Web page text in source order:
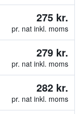
275 kr.
pr. nat inkl. moms
279 kr.
pr. nat inkl. moms
282 kr.
pr. nat inkl. moms